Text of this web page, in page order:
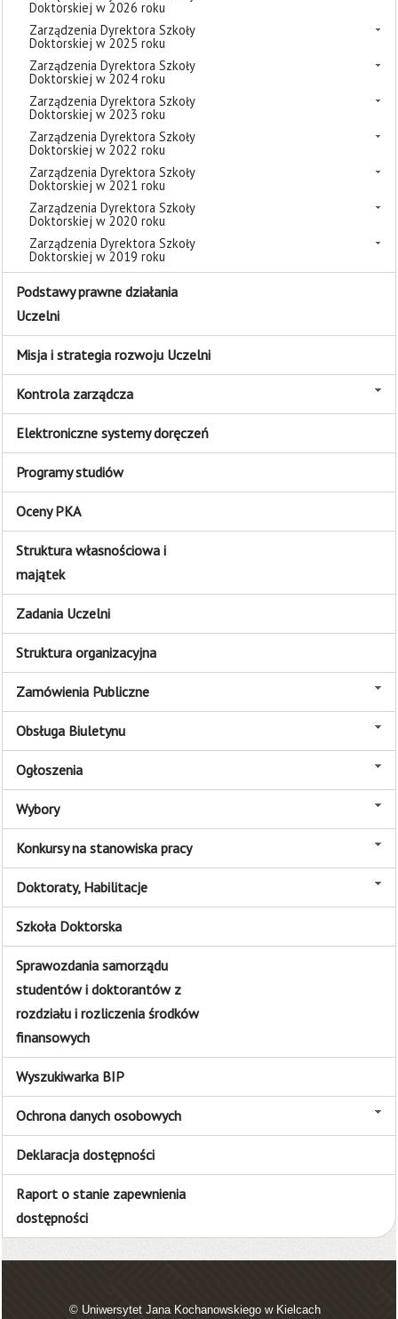
Doktorskiej w 2026 roku
Zarządzenia Dyrektora Szkoły
Doktorskiej w 2025 roku
Zarządzenia Dyrektora Szkoły
Doktorskiej w 2024 roku
Zarządzenia Dyrektora Szkoły
Doktorskiej w 2023 roku
Zarządzenia Dyrektora Szkoły
Doktorskiej w 2022 roku
Zarządzenia Dyrektora Szkoły
Doktorskiej w 2021 roku
Zarządzenia Dyrektora Szkoły
Doktorskiej w 2020 roku
Zarządzenia Dyrektora Szkoły
Doktorskiej w 2019 roku
Podstawy prawne działania
Uczelni
Misja i strategia rozwoju Uczelni
Kontrola zarządcza
Elektroniczne systemy doręczeń
Programy studiów
Oceny PKA
Struktura własnościowa i
majątek
Zadania Uczelni
Struktura organizacyjna
Zamówienia Publiczne
Obsługa Biuletynu
Ogłoszenia
Wybory
Konkursy na stanowiska pracy
Doktoraty, Habilitacje
Szkoła Doktorska
Sprawozdania samorządu
studentów i doktorantów z
rozdziału i rozliczenia środków
finansowych
Wyszukiwarka BIP
Ochrona danych osobowych
Deklaracja dostępności
Raport o stanie zapewnienia
dostępności
© Uniwersytet Jana Kochanowskiego w Kielcach